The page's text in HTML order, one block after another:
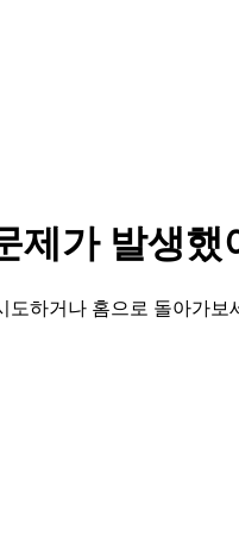
제가 발생했
도하거나 홈으로 돌아가보